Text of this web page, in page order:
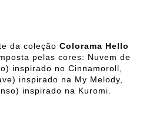
da coleção Colorama Hello
pelas cores: Nuvem de
inspirado no Cinnamoroll,
inspirado na My Melody,
inspirado na Kuromi.